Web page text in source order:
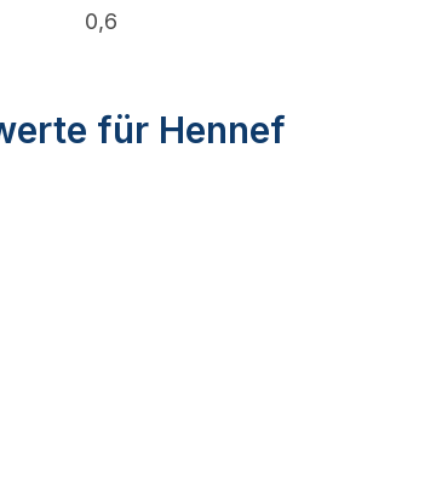
0,6
für Hennef